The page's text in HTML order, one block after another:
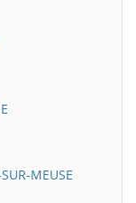
MEUSE